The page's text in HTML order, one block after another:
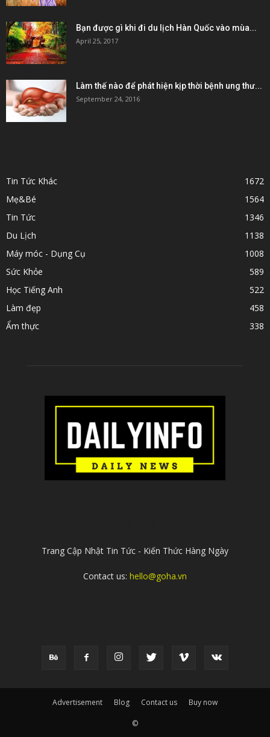
Bạn được gì khi đi du lịch Hàn Quốc vào mùa...
April 25, 2017
Làm thế nào để phát hiện kịp thời bệnh ung thư...
September 24, 2016
Tin Tức Khác
1672
Mẹ&Bé
1564
Tin Tức
1346
Du Lịch
1138
Máy móc - Dụng Cụ
1008
Sức Khỏe
589
Học Tiếng Anh
522
Làm đẹp
458
Ẩm thực
338
Trang Cập Nhật Tin Tức - Kiến Thức Hàng Ngày
Contact us: hello@goha.vn
Advertisement Blog Contact us Buy now
©